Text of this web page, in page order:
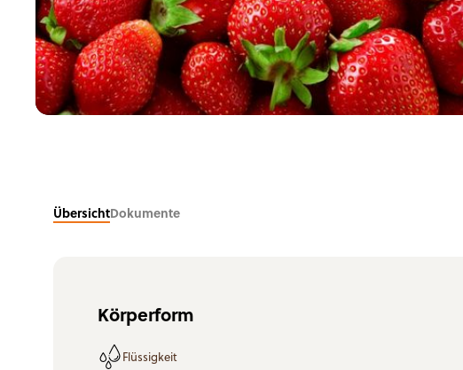
Eiscreme, Milchprodukte, pflanzliche Desserts
Getränke
ÜbersichtDokumente
Körperform
Flüssigkeit